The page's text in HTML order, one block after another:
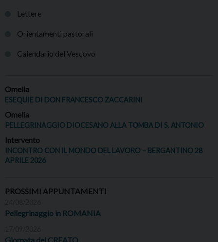
Lettere
Orientamenti pastorali
Calendario del Vescovo
Omelia
ESEQUIE DI DON FRANCESCO ZACCARINI
Omelia
PELLEGRINAGGIO DIOCESANO ALLA TOMBA DI S. ANTONIO
Intervento
INCONTRO CON IL MONDO DEL LAVORO – BERGANTINO 28
APRILE 2026
PROSSIMI APPUNTAMENTI
Pellegrinaggio in ROMANIA
Giornata del CREATO